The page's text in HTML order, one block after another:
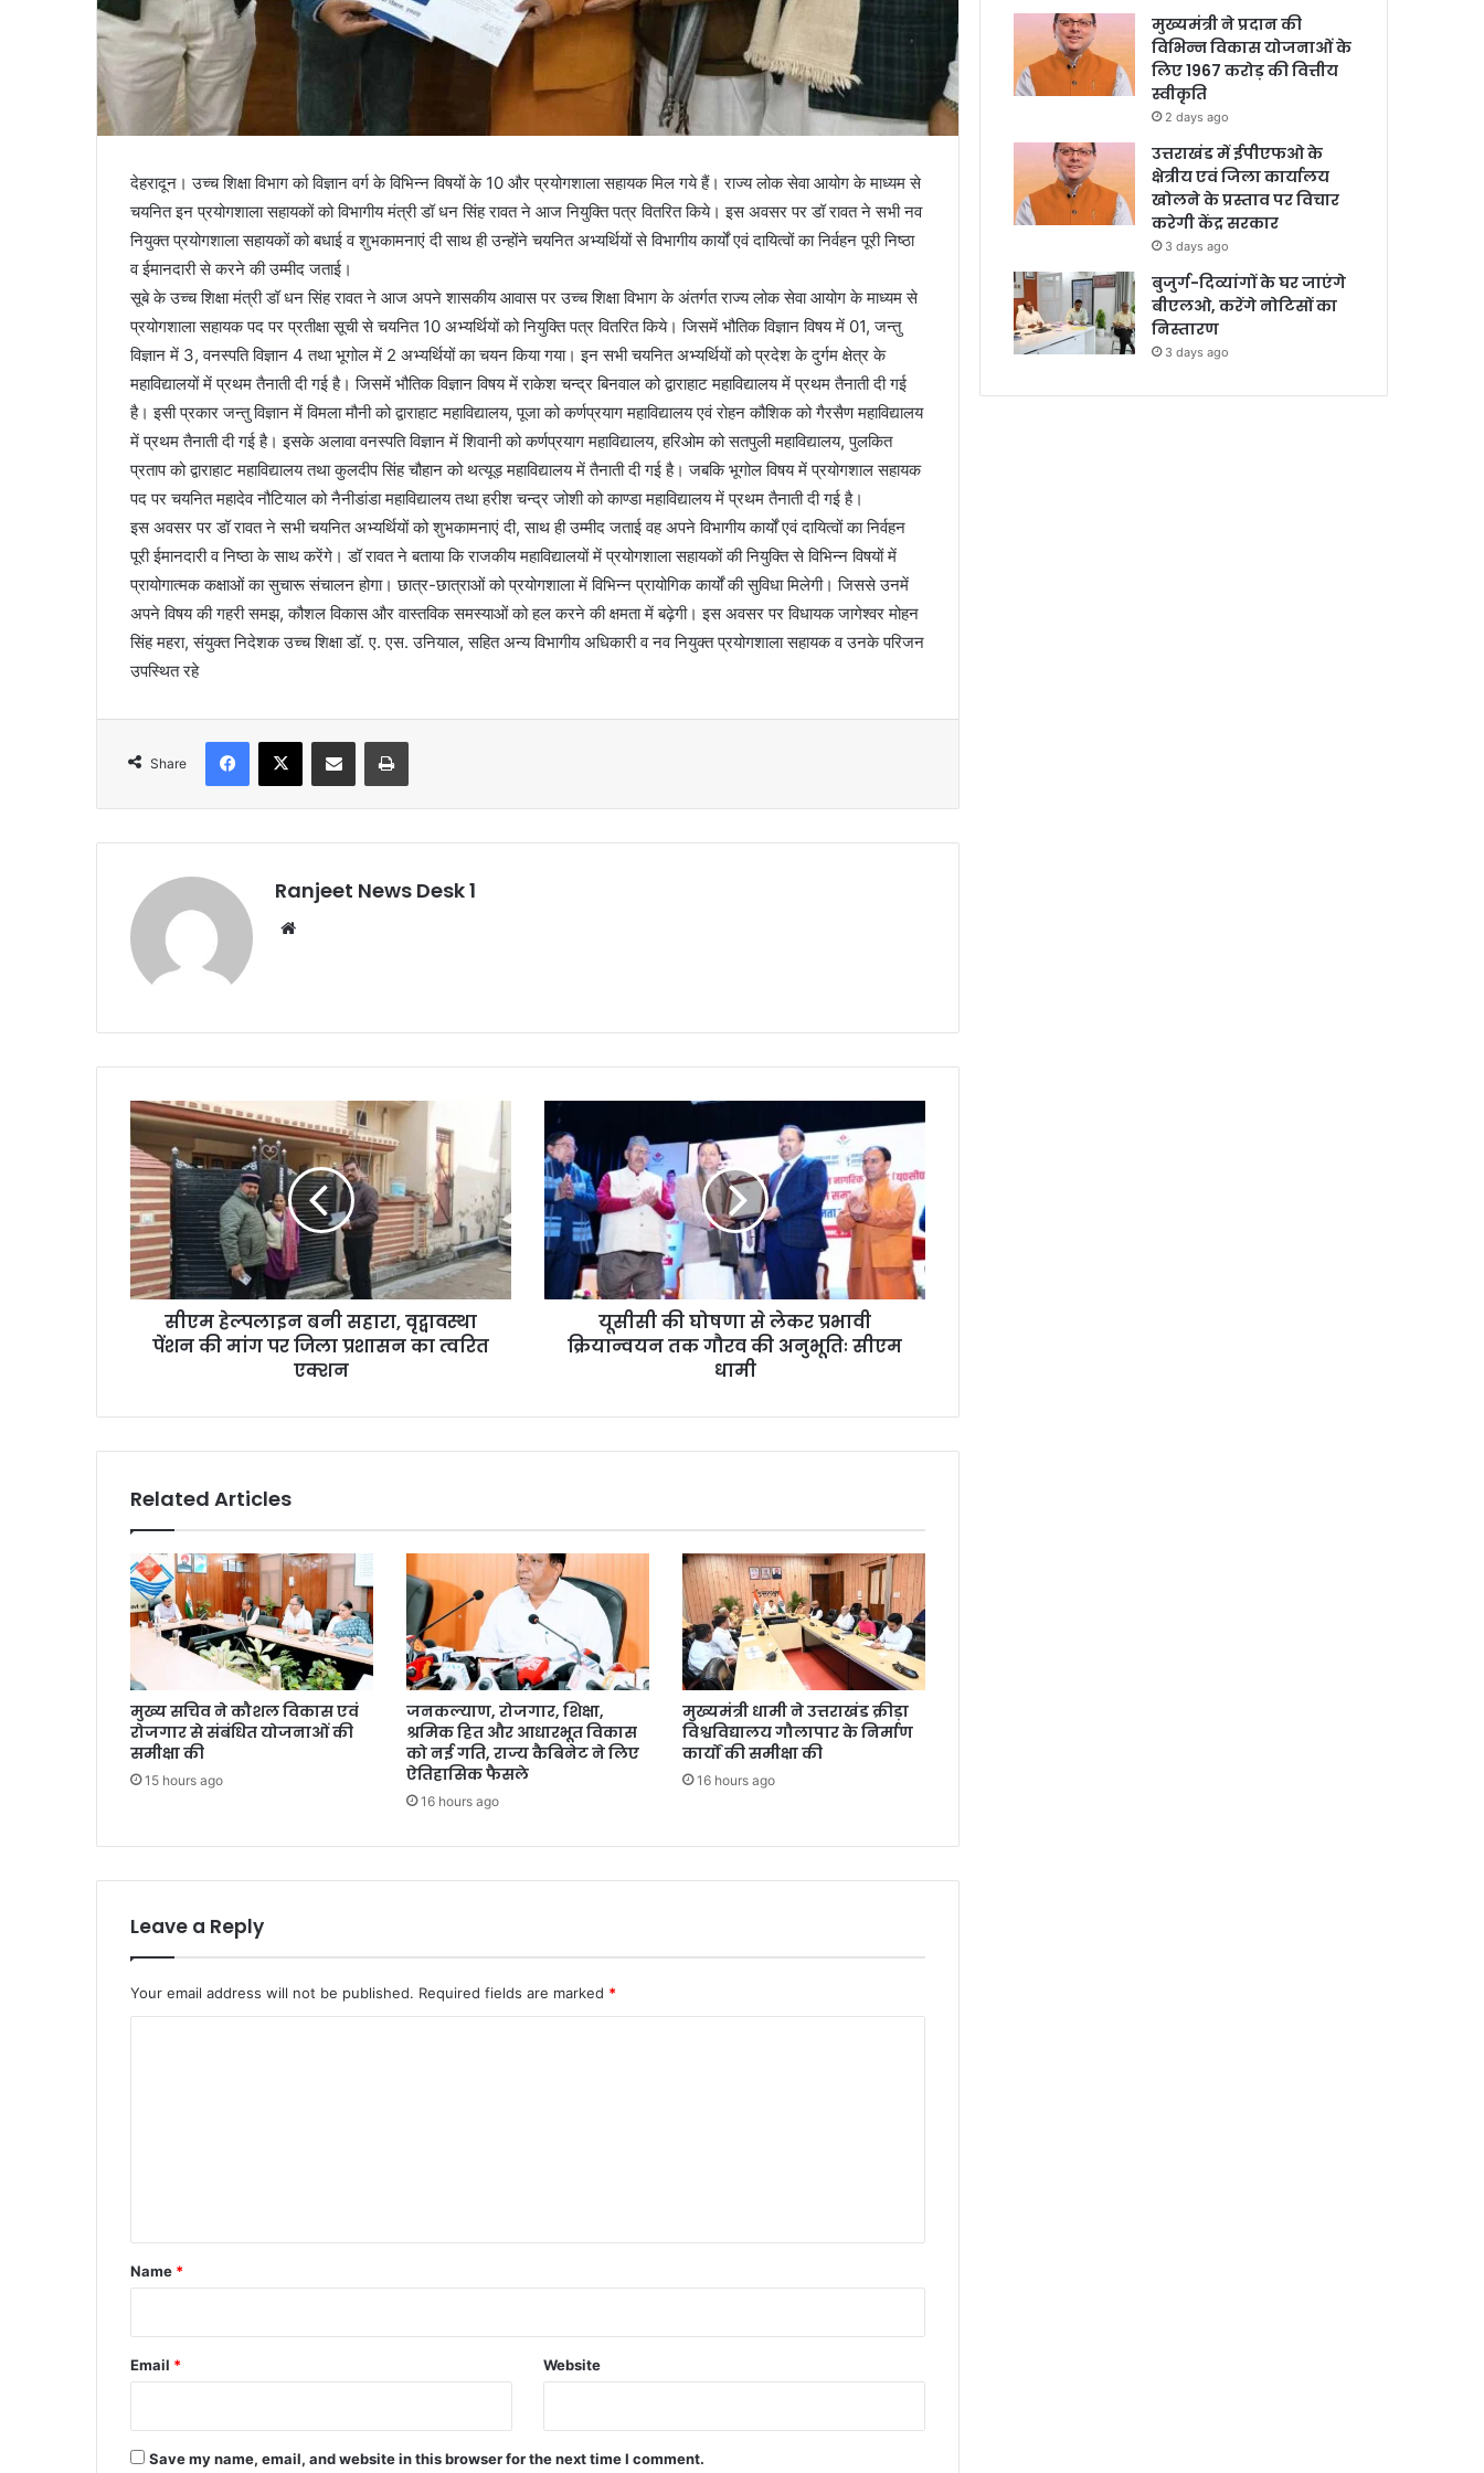
देहरादून। उच्च शिक्षा विभाग को विज्ञान वर्ग के विभिन्न विषयों के 10 और प्रयोगशाला सहायक मिल गये हैं। राज्य लोक सेवा आयोग के माध्यम से
चयनित इन प्रयोगशाला सहायकों को विभागीय मंत्री डॉ धन सिंह रावत ने आज नियुक्ति पत्र वितरित किये। इस अवसर पर डॉ रावत ने सभी नव
नियुक्त प्रयोगशाला सहायकों को बधाई व शुभकामनाएं दी साथ ही उन्होंने चयनित अभ्यर्थियों से विभागीय कार्यों एवं दायित्वों का निर्वहन पूरी निष्ठा
व ईमानदारी से करने की उम्मीद जताई।
सूबे के उच्च शिक्षा मंत्री डॉ धन सिंह रावत ने आज अपने शासकीय आवास पर उच्च शिक्षा विभाग के अंतर्गत राज्य लोक सेवा आयोग के माध्यम से
प्रयोगशाला सहायक पद पर प्रतीक्षा सूची से चयनित 10 अभ्यर्थियों को नियुक्ति पत्र वितरित किये। जिसमें भौतिक विज्ञान विषय में 01, जन्तु
विज्ञान में 3, वनस्पति विज्ञान 4 तथा भूगोल में 2 अभ्यर्थियों का चयन किया गया। इन सभी चयनित अभ्यर्थियों को प्रदेश के दुर्गम क्षेत्र के
महाविद्यालयों में प्रथम तैनाती दी गई है। जिसमें भौतिक विज्ञान विषय में राकेश चन्द्र बिनवाल को द्वाराहाट महाविद्यालय में प्रथम तैनाती दी गई
है। इसी प्रकार जन्तु विज्ञान में विमला मौनी को द्वाराहाट महाविद्यालय, पूजा को कर्णप्रयाग महाविद्यालय एवं रोहन कौशिक को गैरसैण महाविद्यालय
में प्रथम तैनाती दी गई है। इसके अलावा वनस्पति विज्ञान में शिवानी को कर्णप्रयाग महाविद्यालय, हरिओम को सतपुली महाविद्यालय, पुलकित
प्रताप को द्वाराहाट महाविद्यालय तथा कुलदीप सिंह चौहान को थत्यूड़ महाविद्यालय में तैनाती दी गई है। जबकि भूगोल विषय में प्रयोगशाल सहायक
पद पर चयनित महादेव नौटियाल को नैनीडांडा महाविद्यालय तथा हरीश चन्द्र जोशी को काण्डा महाविद्यालय में प्रथम तैनाती दी गई है।
इस अवसर पर डॉ रावत ने सभी चयनित अभ्यर्थियों को शुभकामनाएं दी, साथ ही उम्मीद जताई वह अपने विभागीय कार्यों एवं दायित्वों का निर्वहन
पूरी ईमानदारी व निष्ठा के साथ करेंगे। डॉ रावत ने बताया कि राजकीय महाविद्यालयों में प्रयोगशाला सहायकों की नियुक्ति से विभिन्न विषयों में
प्रायोगात्मक कक्षाओं का सुचारू संचालन होगा। छात्र-छात्राओं को प्रयोगशाला में विभिन्न प्रायोगिक कार्यों की सुविधा मिलेगी। जिससे उनमें
अपने विषय की गहरी समझ, कौशल विकास और वास्तविक समस्याओं को हल करने की क्षमता में बढ़ेगी। इस अवसर पर विधायक जागेश्वर मोहन
सिंह महरा, संयुक्त निदेशक उच्च शिक्षा डॉ. ए. एस. उनियाल, सहित अन्य विभागीय अधिकारी व नव नियुक्त प्रयोगशाला सहायक व उनके परिजन
उपस्थित रहे
Share
Ranjeet News Desk 1
सीएम हेल्पलाइन बनी सहारा, वृद्वावस्था
पेंशन की मांग पर जिला प्रशासन का त्वरित
एक्शन
यूसीसी की घोषणा से लेकर प्रभावी
क्रियान्वयन तक गौरव की अनुभूतिः सीएम
धामी
Related Articles
मुख्य सचिव ने कौशल विकास एवं
रोजगार से संबंधित योजनाओं की
समीक्षा की
15 hours ago
जनकल्याण, रोजगार, शिक्षा,
श्रमिक हित और आधारभूत विकास
को नई गति, राज्य कैबिनेट ने लिए
ऐतिहासिक फैसले
16 hours ago
मुख्यमंत्री धामी ने उत्तराखंड क्रीड़ा
विश्वविद्यालय गौलापार के निर्माण
कार्यों की समीक्षा की
16 hours ago
Leave a Reply
Your email address will not be published. Required fields are marked *
*
Name *
Email * Website
Save my name, email, and website in this browser for the next time I comment.
मुख्यमंत्री ने प्रदान की
विभिन्न विकास योजनाओं के
लिए 1967 करोड़ की वित्तीय
स्वीकृति
2 days ago
उत्तराखंड में ईपीएफओ के
क्षेत्रीय एवं जिला कार्यालय
खोलने के प्रस्ताव पर विचार
करेगी केंद्र सरकार
3 days ago
बुजुर्ग-दिव्यांगों के घर जाएंगे
बीएलओ, करेंगे नोटिसों का
निस्तारण
3 days ago